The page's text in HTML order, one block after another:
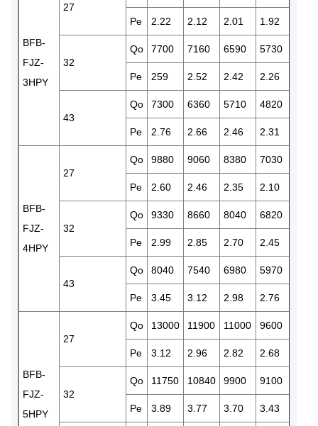
BFB-
FJZ-
3HPY
27
Pe 2.22 2.12 2.01 1.92
32
Qo 7700 7160 6590 5730
Pe 259 2.52 2.42 2.26
43
Qo 7300 6360 5710 4820
Pe 2.76 2.66 2.46 2.31
BFB-
FJZ-
4HPY
27
Qo 9880 9060 8380 7030
Pe 2.60 2.46 2.35 2.10
32
Qo 9330 8660 8040 6820
Pe 2.99 2.85 2.70 2.45
43
Qo 8040 7540 6980 5970
Pe 3.45 3.12 2.98 2.76
BFB-
FJZ-
5HPY
27
Qo 13000 11900 11000 9600
Pe 3.12 2.96 2.82 2.68
32
Qo 11750 10840 9900 9100
Pe 3.89 3.77 3.70 3.43